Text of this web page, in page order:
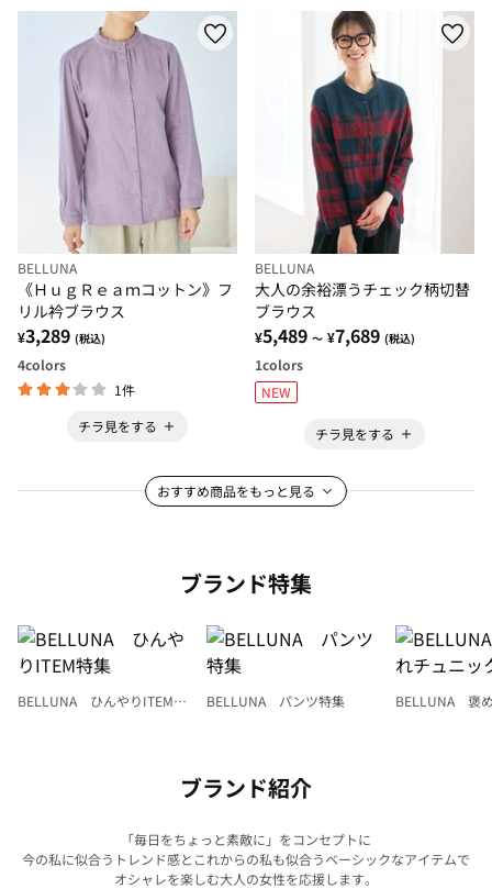
BELLUNA
《ＨｕｇＲｅａｍコットン》フ
リル衿ブラウス
¥3,289 (税込)
4colors
1件
チラ見をする
BELLUNA
大人の余裕漂うチェック柄切替
ブラウス
¥5,489 ～ ¥7,689 (税込)
1colors
NEW
チラ見をする
おすすめ商品をもっと見る
ブランド特集
BELLUNA ひんやりITEM特
BELLUNA パンツ特集
BELLUNA 褒
ブランド紹介
「毎日をちょっと素敵に」をコンセプトに
今の私に似合うトレンド感とこれからの私も似合うベーシックなアイテムで
オシャレを楽しむ大人の女性を応援します。